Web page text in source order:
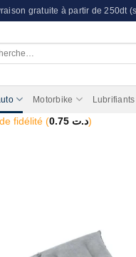
gratuite à partir de 250dt
Motorbike
fidélité (0.75 د.ت)